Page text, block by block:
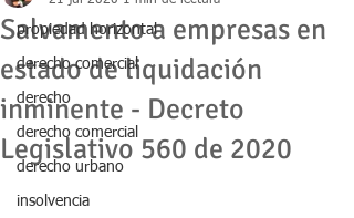
propiedad horizontal
derecho comercial
derecho
derecho comercial
derecho urbano
insolvencia
Salvamento a empresas en
estado de liquidación
inminente - Decreto
Legislativo 560 de 2020